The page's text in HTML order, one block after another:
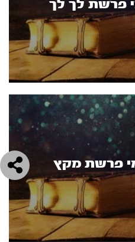
פרשת לך לך
פרשת מקץ